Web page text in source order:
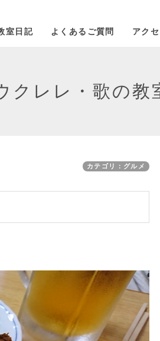
室日記 よくあるご質問 アク
クレレ・歌の教
カテゴリ：グルメ